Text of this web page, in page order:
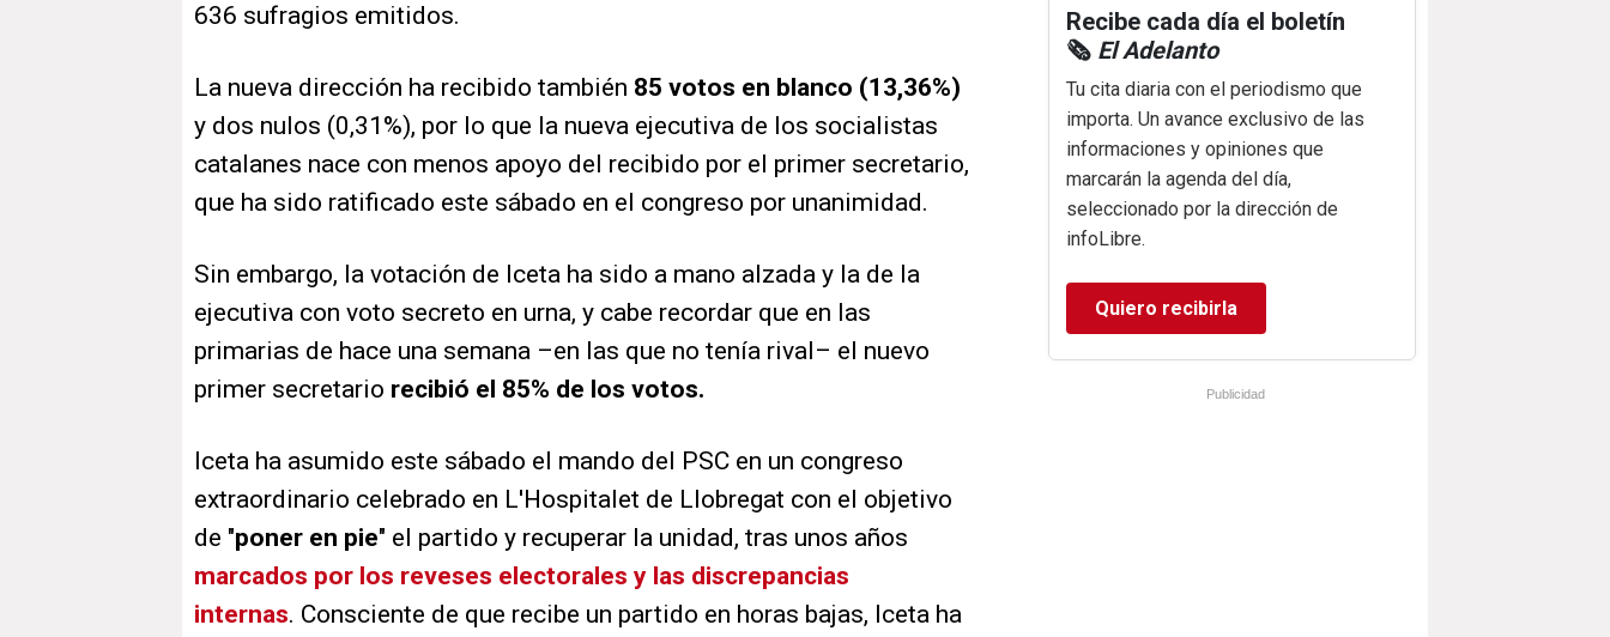
636 sufragios emitidos.
La nueva dirección ha recibido también 85 votos en blanco (13,36%)
y dos nulos (0,31%), por lo que la nueva ejecutiva de los socialistas
catalanes nace con menos apoyo del recibido por el primer secretario,
que ha sido ratificado este sábado en el congreso por unanimidad.
Sin embargo, la votación de Iceta ha sido a mano alzada y la de la
ejecutiva con voto secreto en urna, y cabe recordar que en las
primarias de hace una semana –en las que no tenía rival– el nuevo
primer secretario recibió el 85% de los votos.
Iceta ha asumido este sábado el mando del PSC en un congreso
extraordinario celebrado en L'Hospitalet de Llobregat con el objetivo
de "poner en pie" el partido y recuperar la unidad, tras unos años
marcados por los reveses electorales y las discrepancias
internas. Consciente de que recibe un partido en horas bajas, Iceta ha
Recibe cada día el boletín
🗞️ El Adelanto
Tu cita diaria con el periodismo que
importa. Un avance exclusivo de las
informaciones y opiniones que
marcarán la agenda del día,
seleccionado por la dirección de
infoLibre.
Quiero recibirla
Publicidad